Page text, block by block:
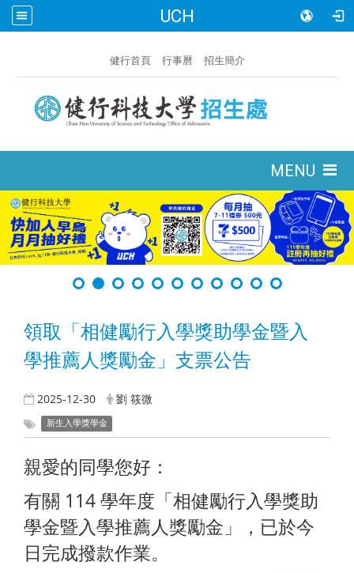
UCH
健行首頁 行事曆 招生簡介
MENU
領取「相健勵行入學獎助學金暨入
學推薦人獎勵金」支票公告
2025-12-30 劉 筱微
新生入學獎學金
親愛的同學您好：
有關 114 學年度「相健勵行入學獎助
學金暨入學推薦人獎勵金」，已於今
日完成撥款作業。